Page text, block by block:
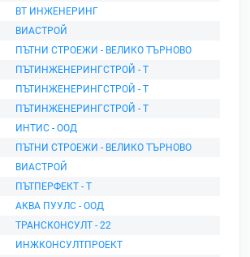
ВТ ИНЖЕНЕРИНГ
ВИАСТРОЙ
ПЪТНИ СТРОЕЖИ - ВЕЛИКО ТЪРНОВО
ПЪТИНЖЕНЕРИНГСТРОЙ - Т
ПЪТИНЖЕНЕРИНГСТРОЙ - Т
ПЪТИНЖЕНЕРИНГСТРОЙ - Т
ИНТИС - ООД
ПЪТНИ СТРОЕЖИ - ВЕЛИКО ТЪРНОВО
ВИАСТРОЙ
ПЪТПЕРФЕКТ - Т
АКВА ПУУЛС - ООД
ТРАНСКОНСУЛТ - 22
ИНЖКОНСУЛТПРОЕКТ